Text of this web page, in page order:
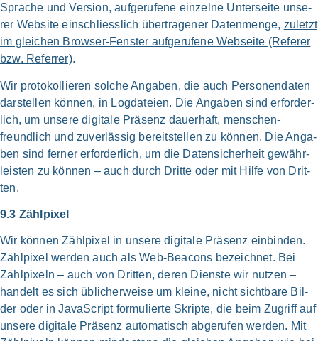
Spra­che und Ver­si­on, auf­ge­ru­fe­ne ein­zel­ne Unter­sei­te unse­
rer Web­site ein­schliess­lich über­tra­ge­ner Daten­menge, zuletzt
im glei­chen Browser-Fenster auf­ge­ru­fe­ne Web­sei­te (Refe­rer
bzw. Refer­rer).
Wir pro­to­kol­lie­ren sol­che Anga­ben, die auch Personen­daten
dar­stel­len kön­nen, in Log­dateien. Die Anga­ben sind erfor­der­
lich, um unse­re digi­ta­le Prä­senz dau­er­haft, menschen­
freundlich und zuver­läs­sig bereit­stellen zu kön­nen. Die Anga­
ben sind fer­ner erfor­der­lich, um die Daten­sicher­heit gewähr­
leisten zu kön­nen – auch durch Drit­te oder mit Hil­fe von Drit­
ten.
9.3 Zähl­pi­xel
Wir kön­nen Zähl­pi­xel in unse­re digi­ta­le Prä­senz ein­bin­den.
Zähl­pi­xel wer­den auch als Web-Beacons bezeich­net. Bei
Zähl­pi­xeln – auch von Drit­ten, deren Dien­ste wir nut­zen –
han­delt es sich üblicher­weise um klei­ne, nicht sicht­bare Bil­
der oder in Java­Script for­mu­lier­te Skrip­te, die beim Zugriff auf
unse­re digi­ta­le Prä­senz auto­ma­tisch abge­ru­fen wer­den. Mit